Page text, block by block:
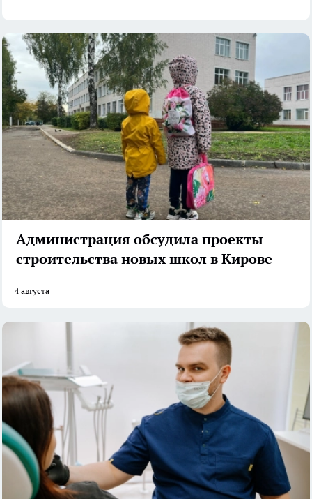
Администрация обсудила проекты
строительства новых школ в Кирове
4 августа